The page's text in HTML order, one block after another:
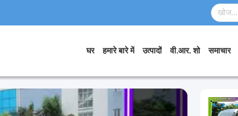
घर हमारे बारे में उत्पादों वी.आर. शो समाचार